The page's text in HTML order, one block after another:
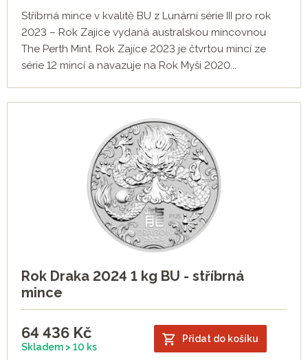
Stříbrná mince v kvalitě BU z Lunární série III pro rok
2023 – Rok Zajíce vydaná australskou mincovnou
The Perth Mint. Rok Zajíce 2023 je čtvrtou mincí ze
série 12 mincí a navazuje na Rok Myši 2020...
Rok Draka 2024 1 kg BU - stříbrná
mince
64 436 Kč
Skladem > 10 ks
Přidat do košíku